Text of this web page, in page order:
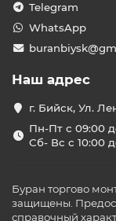
Telegram
WhatsApp
Наш адрес
г. Бийск, Ул.
Пн-Пт с 09:00
Сб- Вс с 10:00
Буран торгово
защищены.
справочный